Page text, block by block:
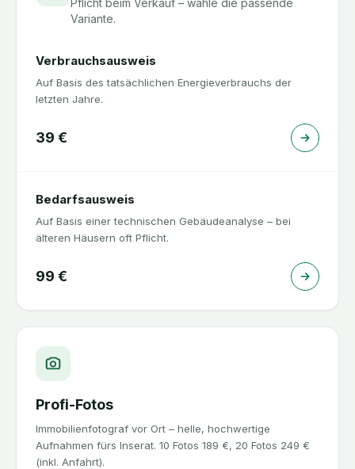
Pflicht beim Verkauf – wähle die passende
Variante.
Verbrauchsausweis
Auf Basis des tatsächlichen Energieverbrauchs der
letzten Jahre.
39 €
Bedarfsausweis
Auf Basis einer technischen Gebäudeanalyse – bei
älteren Häusern oft Pflicht.
99 €
Profi-Fotos
Immobilienfotograf vor Ort – helle, hochwertige
Aufnahmen fürs Inserat. 10 Fotos 189 €, 20 Fotos 249 €
(inkl. Anfahrt).